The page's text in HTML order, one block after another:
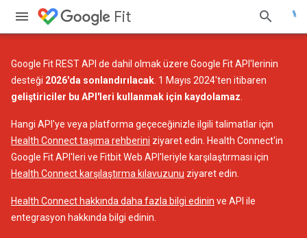
Fit
Google Fit REST API de dahil olmak üzere Google Fit API'lerinin
desteği 2026'da sonlandırılacak . 1 Mayıs 2024'ten itibaren
geliştiriciler bu API'leri kullanmak için kaydolamaz
Hangi API'ye veya platforma geçeceğinizle ilgili talimatlar için
Health Connect taşıma rehberini ziyaret edin. Health Connect'in
Google Fit API'leri ve Fitbit Web API'leriyle karşılaştırması için
Health Connect karşılaştırma kılavuzunu ziyaret edin.
Health Connect hakkında daha fazla bilgi edinin ve API ile
entegrasyon hakkında bilgi edinin.